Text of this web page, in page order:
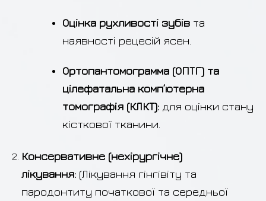
Оцінка рухливості зубівта
наявності рецесій ясен.
Ортопантомограмма (ОПТГ) та
цілефатальна комп’ютерна
томографія (КЛКТ):для оцінки стану
кісткової тканини.
Консервативне (нехірургічне)
лікування:(Лікування гінгівіту та
пародонтиту початкової та середньої